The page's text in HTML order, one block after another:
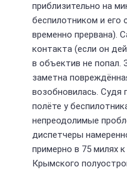
приблизительно на
беспилотником и его
временно прервана).
контакта (если он
в объектив не попал.
заметна
возобновилась. Судя
полёте у
непреодолимые
диспетчеры
примерно в 75 милях
Крымского